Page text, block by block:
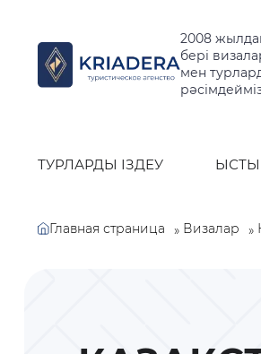
2008
бері
мен
ТУРЛАРДЫ ІЗДЕУ
Главная страница » Визалар »